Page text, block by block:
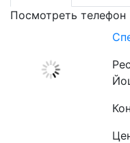
Посмотреть телефон